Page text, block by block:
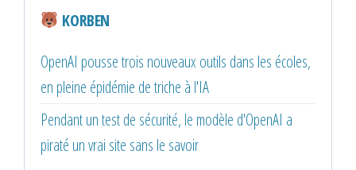
KORBEN
OpenAI pousse trois nouveaux outils dans les écoles,
en pleine épidémie de triche à l'IA
Pendant un test de sécurité, le modèle d'OpenAI a
piraté un vrai site sans le savoir